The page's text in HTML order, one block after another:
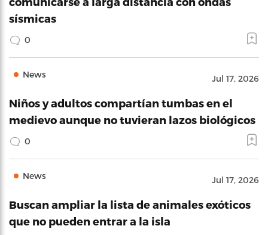
sísmicas
0
News Jul 17, 2026
Niños y adultos compartían tumbas en el
medievo aunque no tuvieran lazos biológicos
0
News Jul 17, 2026
Buscan ampliar la lista de animales exóticos
que no pueden entrar a la isla